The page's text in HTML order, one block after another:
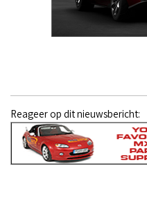
Reageer op dit nieuwsbericht: